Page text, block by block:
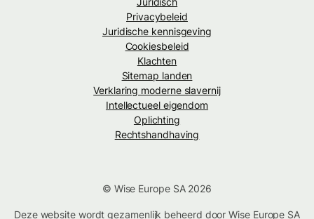
Privacybeleid
Juridische kennisgeving
Cookiesbeleid
Klachten
Sitemap landen
Verklaring moderne slavernij
Intellectueel eigendom
Oplichting
Rechtshandhaving
© Wise Europe SA 2026
Deze website wordt gezamenlijk beheerd door Wise Europe SA